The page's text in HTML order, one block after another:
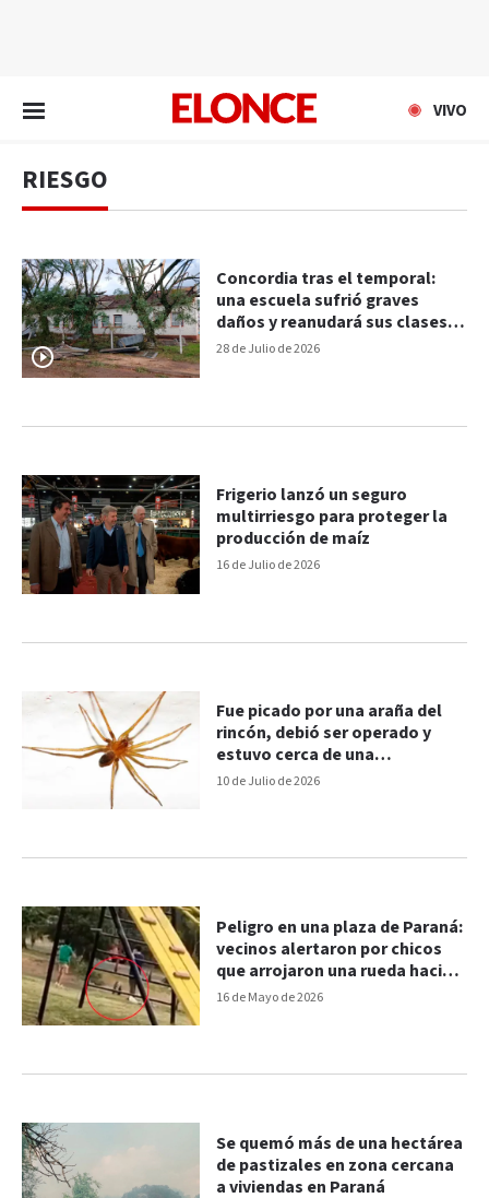
VIVO
RIESGO
28 de Julio de 2026
Concordia tras el temporal:
una escuela sufrió graves
daños y reanudará sus clases
en tres sedes
16 de Julio de 2026
Frigerio lanzó un seguro
multirriesgo para proteger la
producción de maíz
10 de Julio de 2026
Fue picado por una araña del
rincón, debió ser operado y
estuvo cerca de una
amputación: por qué es
16 de Mayo de 2026
Peligro en una plaza de Paraná:
vecinos alertaron por chicos
que arrojaron una rueda hacia
la calle
Se quemó más de una hectárea
de pastizales en zona cercana
a viviendas en Paraná